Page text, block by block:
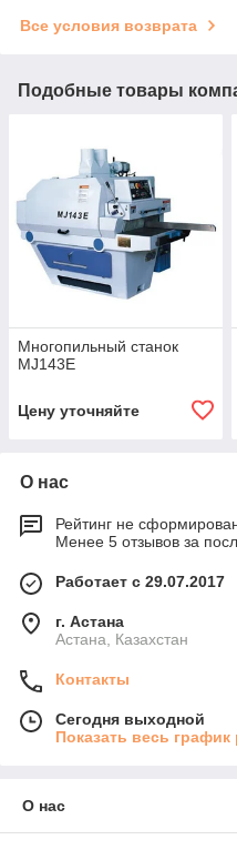
Все условия возврата
Подобные товары
Многопильный станок
MJ143E
Цену уточняйте
О нас
Рейтинг не
Менее 5 отзывов за
Работает с 29.07.2017
г. Астана
Астана, Казахстан
Контакты
Сегодня выходной
Показать весь
О нас